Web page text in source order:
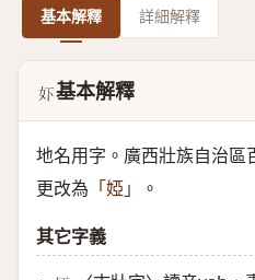
基本解釋 詳細解釋
𫰈基本解釋
地名用字。廣西壯族自治
更改為 「婭」
。
其它字義